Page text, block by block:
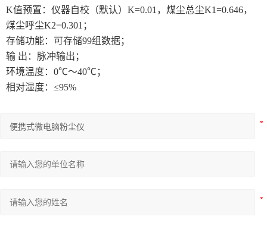
K值预置：仪器自校（默认）K=0.01，煤尘总尘K1=0.646，
煤尘呼尘K2=0.301；
存储功能：可存储99组数据；
输 出：脉冲输出；
环境温度：0℃～40℃；
相对湿度：≤95%